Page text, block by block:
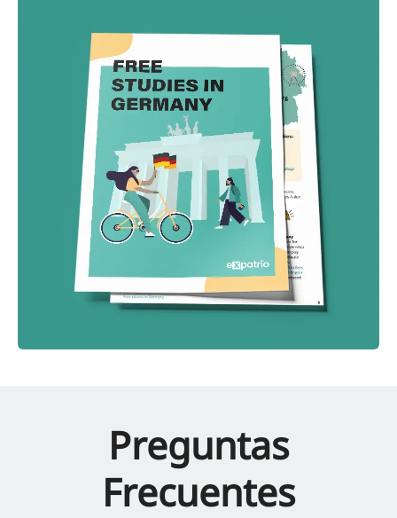
Preguntas
Frecuentes